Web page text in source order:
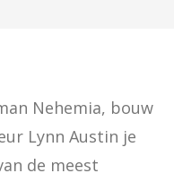
Nehemia, bouw
Lynn Austin je
de meest